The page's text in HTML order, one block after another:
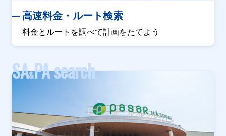
高速料金・ルート検索
料金とルートを調べて計画をたてよう
SA&PA search